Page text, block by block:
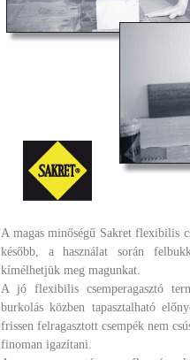
A magas minőségű Sakret flexibilis
később, a használat során
kímélhetjük meg magunkat.
A jó flexibilis csemperagasztó
burkolás közben tapasztalható
frissen felragasztott csempék nem
finoman igazítani.